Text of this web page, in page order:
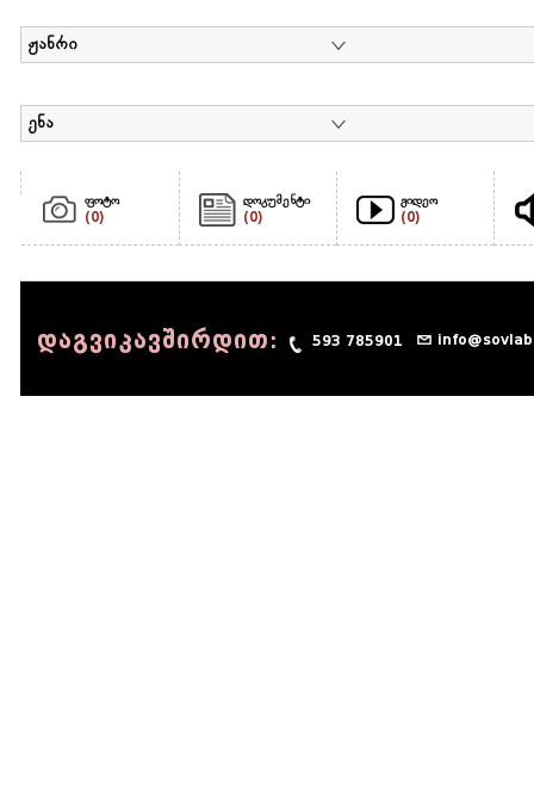
ჟანრი
ენა
ფოტო
(0)
დოკუმენტი
(0)
ვიდეო
(0)
დაგვიკავშირდით: 593 785901